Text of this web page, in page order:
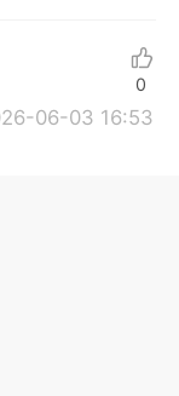
06-03 16:53
0